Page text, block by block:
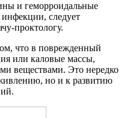
и геморроидальные
следует
проктологу.
что в поврежденный
или каловые массы,
веществами. Это нередко
но и к развитию